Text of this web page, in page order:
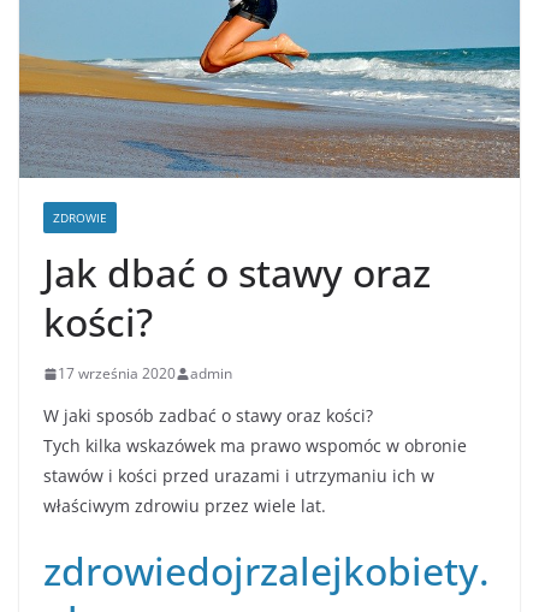
ZDROWIE
Jak dbać o stawy oraz
kości?
17 września 2020 admin
W jaki sposób zadbać o stawy oraz kości?
Tych kilka wskazówek ma prawo wspomóc w obronie
stawów i kości przed urazami i utrzymaniu ich w
właściwym zdrowiu przez wiele lat.
zdrowiedojrzalejkobiety.